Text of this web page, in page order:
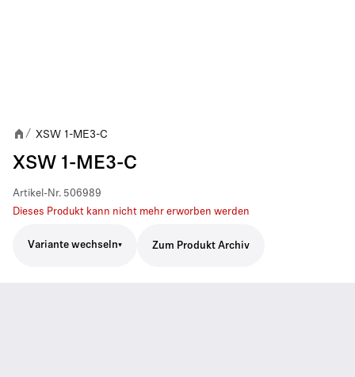
/ XSW 1-ME3-C
XSW 1-ME3-C
Artikel-Nr. 506989
Dieses Produkt kann nicht mehr erworben werden
Variante wechseln Zum Produkt Archiv